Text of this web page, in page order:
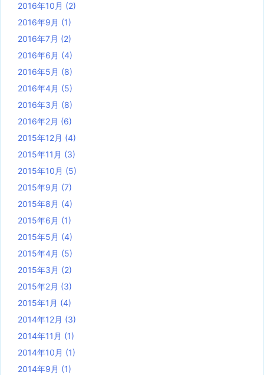
2016年10月 (2)
2016年9月 (1)
2016年7月 (2)
2016年6月 (4)
2016年5月 (8)
2016年4月 (5)
2016年3月 (8)
2016年2月 (6)
2015年12月 (4)
2015年11月 (3)
2015年10月 (5)
2015年9月 (7)
2015年8月 (4)
2015年6月 (1)
2015年5月 (4)
2015年4月 (5)
2015年3月 (2)
2015年2月 (3)
2015年1月 (4)
2014年12月 (3)
2014年11月 (1)
2014年10月 (1)
2014年9月 (1)